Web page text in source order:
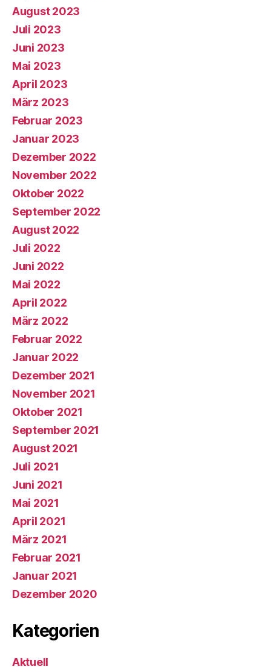
August 2023
Juli 2023
Juni 2023
Mai 2023
April 2023
März 2023
Februar 2023
Januar 2023
Dezember 2022
November 2022
Oktober 2022
September 2022
August 2022
Juli 2022
Juni 2022
Mai 2022
April 2022
März 2022
Februar 2022
Januar 2022
Dezember 2021
November 2021
Oktober 2021
September 2021
August 2021
Juli 2021
Juni 2021
Mai 2021
April 2021
März 2021
Februar 2021
Januar 2021
Dezember 2020
Kategorien
Aktuell